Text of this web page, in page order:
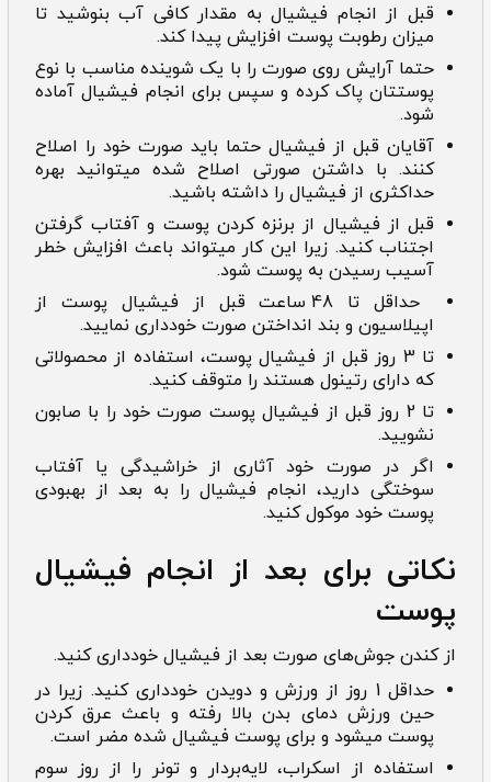
قبل از انجام فیشیال به مقدار کافی آب بنوشید تا
میزان رطوبت پوست افزایش پیدا کند.
حتما آرایش روی صورت را با یک شوینده مناسب با نوع
پوستتان پاک کرده و سپس برای انجام فیشیال آماده
شود.
آقایان قبل از فیشیال حتما باید صورت خود را اصلاح
کنند. با داشتن صورتی اصلاح شده میتوانید بهره
حداکثری از فیشیال را داشته باشید.
قبل از فیشیال از برنزه کردن پوست و آفتاب گرفتن
اجتناب کنید. زیرا این کار میتواند باعث افزایش خطر
آسیب رسیدن به پوست شود.
حداقل تا 48 ساعت قبل از فیشیال پوست از
اپیلاسیون و بند انداختن صورت خودداری نمایید.
تا 3 روز قبل از فیشیال پوست، استفاده از محصولاتی
که دارای رتینول هستند را متوقف کنید.
تا 2 روز قبل از فیشیال پوست صورت خود را با صابون
نشویید.
اگر در صورت خود آثاری از خراشیدگی یا آفتاب
سوختگی دارید، انجام فیشیال را به بعد از بهبودی
پوست خود موکول کنید.
نکاتی برای بعد از انجام فیشیال
پوست
از کندن جوش‌های صورت بعد از فیشیال خودداری کنید.
حداقل 1 روز از ورزش و دویدن خودداری کنید. زیرا در
حین ورزش دمای بدن بالا رفته و باعث عرق کردن
پوست میشود و برای پوست فیشیال شده مضر است.
استفاده از اسکراب، لایه‌بردار و تونر را از روز سوم